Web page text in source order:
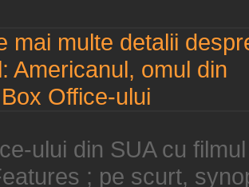
ului din SUA cu
; pe scurt,